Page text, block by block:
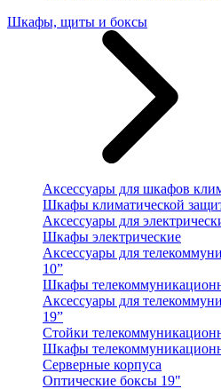
Шкафы, щиты и боксы
Аксессуары для шкафов
Шкафы климатической
Аксессуары для
Шкафы электрические
Аксессуары для
10”
Шкафы
Аксессуары для
19”
Стойки
Шкафы
Серверные корпуса
Оптические боксы 19"